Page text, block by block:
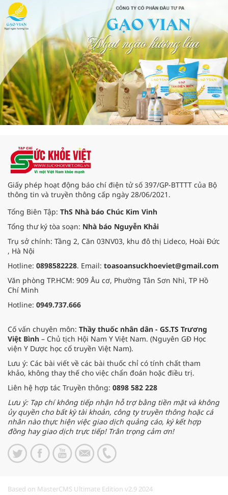
Giấy phép hoạt động báo chí điện tử số 397/GP-BTTTT của Bộ
thông tin và truyền thông cấp ngày 28/06/2021.
Tổng Biên Tập: ThS Nhà báo Chúc Kim Vinh
Tổng thư ký tòa soạn: Nhà báo Nguyễn Khải
Trụ sở chính: Tầng 2, Căn 03NV03, khu đô thị Lideco, Hoài Đức
, Hà Nội
Hotline: 0898582228. Email: toasoansuckhoeviet@gmail.com
Văn phòng TP.HCM: 909 Âu cơ, Phường Tân Sơn Nhì, TP Hồ
Chí Minh
Hotline: 0949.737.666
Cố vấn chuyên môn: Thầy thuốc nhân dân - GS.TS Trương
Việt Bình – Chủ tịch Hội Nam Y Việt Nam. (Nguyên GĐ Học
viện Y Dược học cổ truyền Việt Nam).
Lưu ý: Các bài viết về các bài thuốc chỉ có tính chất tham
khảo, không thay thế cho việc chẩn đoán hoặc điều trị.
Liên hệ hợp tác Truyền thông: 0898 582 228
Lưu ý: Tạp chí không tiếp nhận hỗ trợ bằng tiền mặt và không
ủy quyền cho bất kỳ tài khoản, công ty truyền thông hoặc cá
nhân nào thực hiện việc giao dịch quảng cáo, ký kết hợp
đồng hay giao dịch trực tiếp! Trân trọng cảm ơn!
Based on MasterCMS Ultimate Edition v2.9 2024